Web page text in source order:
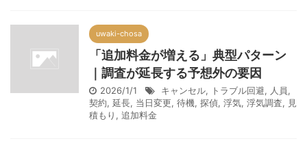
uwaki-chosa
「追加料金が増える」典型パターン
｜調査が延長する予想外の要因
2026/1/1 キャンセル, トラブル回避, 人員,
契約, 延長, 当日変更, 待機, 探偵, 浮気, 浮気調査, 見
積もり , 追加料金